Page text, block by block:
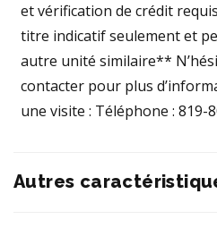
et vérification de crédit
titre indicatif seulement et
autre unité similaire**
contacter pour plus
une visite : Téléphone : 819-
Autres